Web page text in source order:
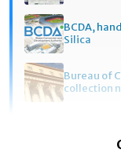
BCDA,
Silica
Bureau of
collection